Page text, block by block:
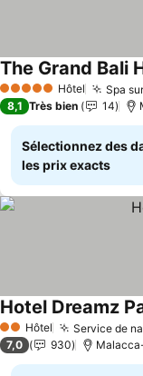
5 Étoiles Hôtel Spa
The Grand Bali
8,1 Très bien 14
Sélectionnez des
les prix exacts
2 Étoiles
Hôtel Service de
Hotel Dreamz
7,0 930